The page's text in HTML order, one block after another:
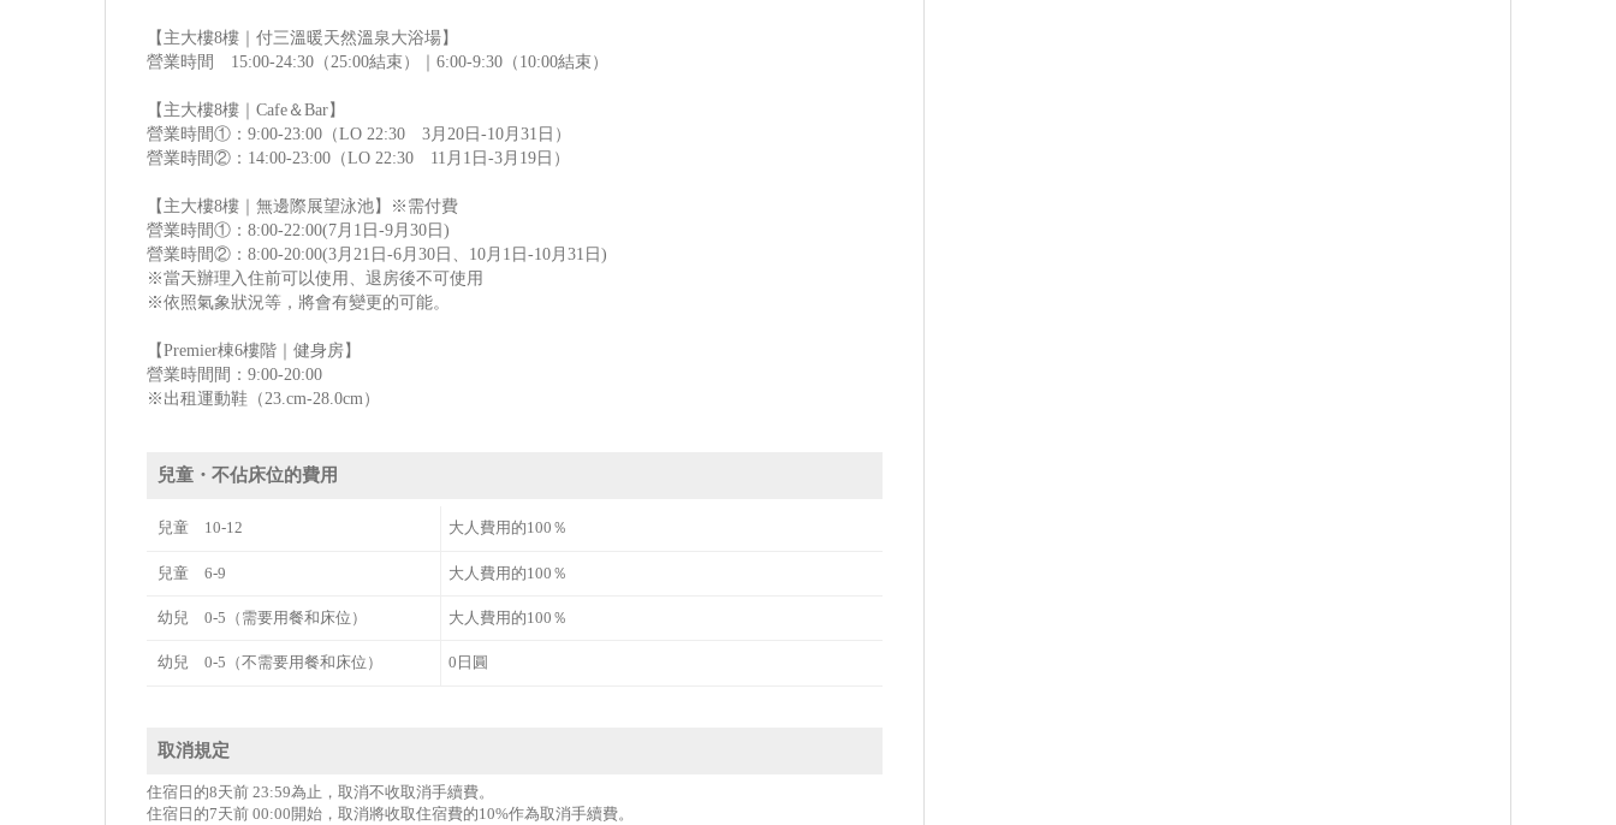
【主大樓8樓｜付三溫暖天然溫泉大浴場】
營業時間 15:00-24:30（25:00結束）｜6:00-9:30（10:00結束）
【主大樓8樓｜Cafe＆Bar】
營業時間①：9:00-23:00（LO 22:30 3月20日-10月31日）
營業時間②：14:00-23:00（LO 22:30 11月1日-3月19日）
【主大樓8樓｜無邊際展望泳池】※需付費
營業時間①：8:00-22:00(7月1日-9月30日)
營業時間②：8:00-20:00(3月21日-6月30日、10月1日-10月31日)
※當天辦理入住前可以使用、退房後不可使用
※依照氣象狀況等，將會有變更的可能。
【Premier棟6樓階｜健身房】
營業時間間：9:00-20:00
※出租運動鞋（23.cm-28.0cm）
兒童・不佔床位的費用
兒童 10-12 大人費用的100％
兒童 6-9 大人費用的100％
幼兒 0-5（需要用餐和床位） 大人費用的100％
幼兒 0-5（不需要用餐和床位） 0日圓
取消規定
住宿日的8天前 23:59為止，取消不收取消手續費。
住宿日的7天前 00:00開始，取消將收取住宿費的10%作為取消手續費。